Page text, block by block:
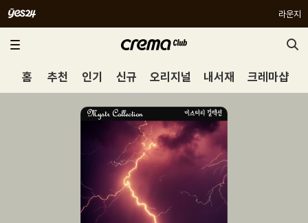
라운지
홈 추천 인기 신규 오리지널 내서재 크레마샵